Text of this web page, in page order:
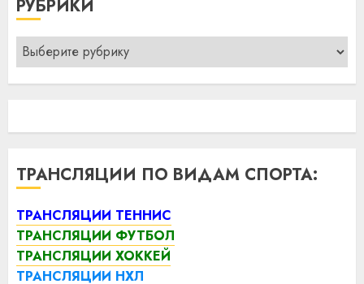
РУБРИКИ
Рубрики
ТРАНСЛЯЦИИ ПО ВИДАМ СПОРТА:
ТРАНСЛЯЦИИ ТЕННИС
ТРАНСЛЯЦИИ ФУТБОЛ
ТРАНСЛЯЦИИ ХОККЕЙ
ТРАНСЛЯЦИИ НХЛ